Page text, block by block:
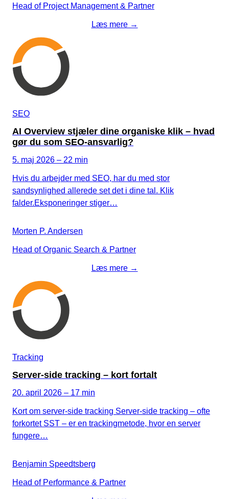
Head of Project Management & Partner
Læs mere →
SEO
AI Overview stjæler dine organiske klik – hvad
gør du som SEO-ansvarlig?
5. maj 2026 – 22 min
Hvis du arbejder med SEO, har du med stor
sandsynlighed allerede set det i dine tal. Klik
falder.Eksponeringer stiger…
Morten P. Andersen
Head of Organic Search & Partner
Læs mere →
Tracking
Server-side tracking – kort fortalt
20. april 2026 – 17 min
Kort om server-side tracking Server-side tracking – ofte
forkortet SST – er en trackingmetode, hvor en server
fungere…
Benjamin Speedtsberg
Head of Performance & Partner